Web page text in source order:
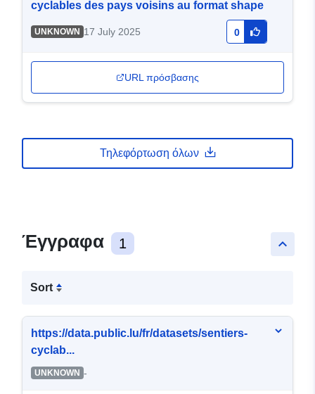
cyclables des pays voisins au format shape
UNKNOWN 17 July 2025 0
URL πρόσβασης
Τηλεφόρτωση όλων
keyboard_arrow_up
Έγγραφα 1
Sort
https://data.public.lu/fr/datasets/sentiers-
cyclab...
UNKNOWN -